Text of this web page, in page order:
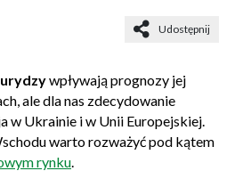
Udostępnij
wpływają prognozy jej
ale dla nas zdecydowanie
w Ukrainie i w Unii Europejskiej.
warto rozważyć pod kątem
rynku